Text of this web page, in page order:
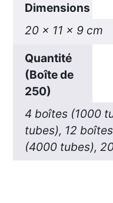
Dimensions
20 × 11 × 9 cm
Quantité
(Boîte de
250)
4 boîtes (1000
tubes), 12
(4000 tubes),